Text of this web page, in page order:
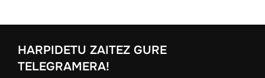
HARPIDETU ZAITEZ GURE
TELEGRAMERA!